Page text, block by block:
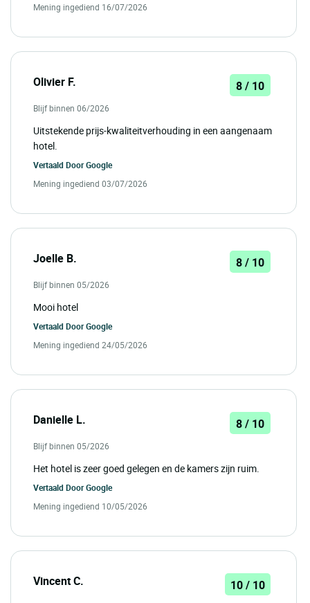
Mening ingediend 16/07/2026
Olivier F. 8 / 10
Blijf binnen 06/2026
Uitstekende prijs-kwaliteitverhouding in een aangenaam
hotel.
Vertaald DoorGoogle
Mening ingediend 03/07/2026
Joelle B. 8 / 10
Blijf binnen 05/2026
Mooi hotel
Vertaald DoorGoogle
Mening ingediend 24/05/2026
Danielle L. 8 / 10
Blijf binnen 05/2026
Het hotel is zeer goed gelegen en de kamers zijn ruim.
Vertaald DoorGoogle
Mening ingediend 10/05/2026
Vincent C. 10 / 10